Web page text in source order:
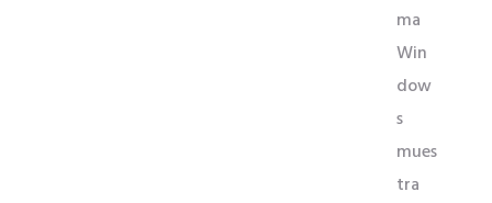
ma
Win
dow
s
mues
tra